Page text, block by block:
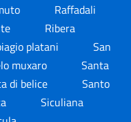
Raffadali
Ribera
platani
San
muxaro
Santa
di belice
Santo
Siculiana